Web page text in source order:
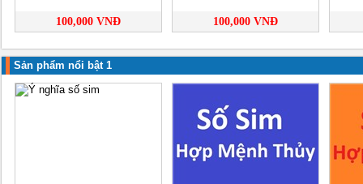
100,000 VNĐ 100,000 VNĐ
Sản phẩm nổi bật 1